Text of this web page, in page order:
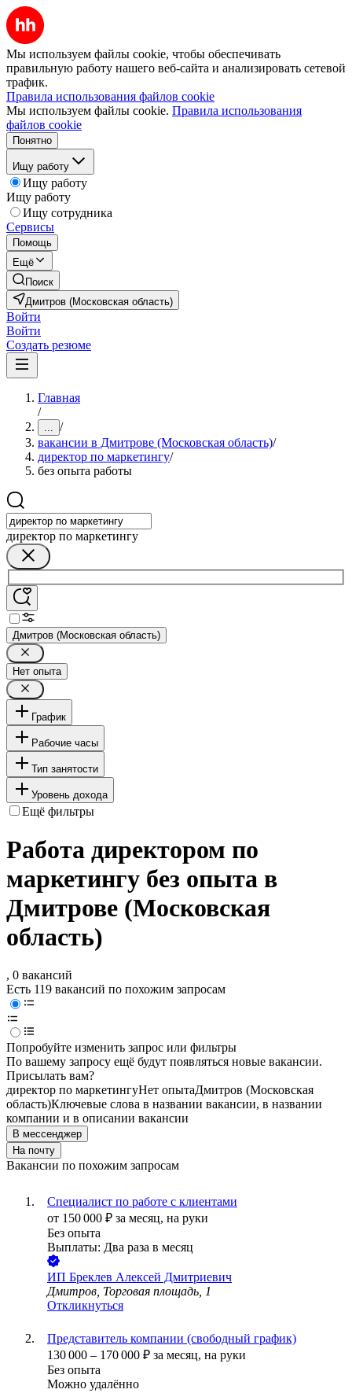
Мы используем файлы cookie, чтобы обеспечивать
правильную работу нашего веб-сайта и анализировать сетевой
трафик.
Правила использования файлов cookie
Мы используем файлы cookie. Правила использования
файлов cookie
Понятно
Ищу работу
Ищу работу
Ищу работу
Ищу сотрудника
Сервисы
Помощь
Ещё
Поиск
Дмитров (Московская область)
Войти
Войти
Создать резюме
Главная
/
... /
вакансии в Дмитрове (Московская область)/
директор по маркетингу/
без опыта работы
директор по маркетингу
Дмитров (Московская область)
Нет опыта
График
Рабочие часы
Тип занятости
Уровень дохода
Ещё фильтры
Работа директором по
маркетингу без опыта в
Дмитрове (Московская
область)
, 0 вакансий
Есть 119 вакансий по похожим запросам
Попробуйте изменить запрос или фильтры
По вашему запросу ещё будут появляться новые вакансии.
Присылать вам?
директор по маркетингуНет опытаДмитров (Московская
область)Ключевые слова в названии вакансии, в названии
компании и в описании вакансии
В мессенджер
На почту
Вакансии по похожим запросам
Специалист по работе с клиентами
от 150 000 ₽ за месяц, на руки
Без опыта
Выплаты: Два раза в месяц
ИП Бреклев Алексей Дмитриевич
Дмитров, Торговая площадь, 1
Откликнуться
Представитель компании (свободный график)
130 000 – 170 000 ₽ за месяц, на руки
Без опыта
Можно удалённо